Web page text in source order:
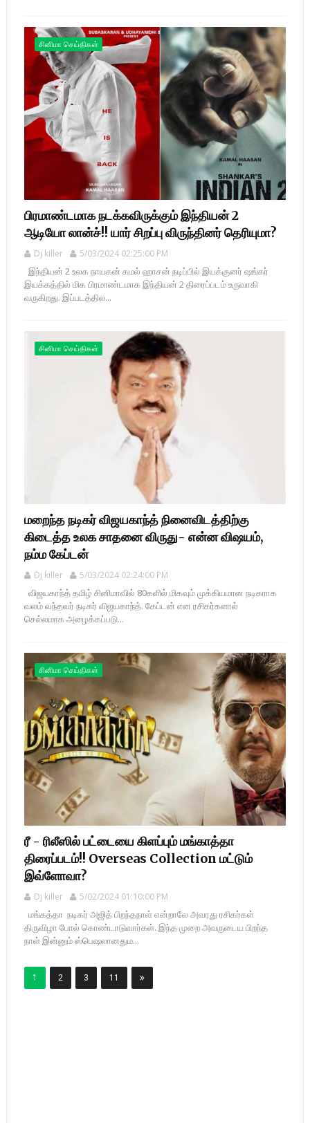
சினிமா செய்திகள்
பிரமாண்டமாக நடக்கவிருக்கும் இந்தியன் 2
ஆடியோ லான்ச்!! யார் சிறப்பு விருந்தினர் தெரியுமா?
Dj killer 5/03/2024 02:25:00 PM
இந்தியன் 2 உலக நாயகன் கமல் ஹாசன் நடிப்பில் இயக்குனர் ஷங்கர்
இயக்கத்தில் மிக பிரமாண்டமாக இந்தியன் 2 திரைப்படம் உருவாகி
வருகிறது. இப்படத்தில...
சினிமா செய்திகள்
மறைந்த நடிகர் விஜயகாந்த் நினைவிடத்திற்கு
கிடைத்த உலக சாதனை விருது- என்ன விஷயம்,
நம்ம கேப்டன்
Dj killer 5/03/2024 02:24:00 PM
விஜயகாந்த் தமிழ் சினிமாவில் 80களில் மிகவும் முக்கியமான நடிகராக
வலம் வந்தவர் நடிகர் விஜயகாந்த். கேப்டன் என ரசிகர்களால்
செல்லமாக அழைக்கப்படு...
சினிமா செய்திகள்
ரீ - ரிலீஸில் பட்டையை கிளப்பும் மங்காத்தா
திரைப்படம்!! Overseas Collection மட்டும்
இவ்ளோவா?
Dj killer 5/02/2024 01:10:00 PM
மங்கத்தா நடிகர் அஜித் பிறந்தநாள் என்றாலே அவரது ரசிகர்கள்
திருவிழா போல் கொண்டாடுவார்கள். இந்த முறை அவருடைய பிறந்த
நாள் இன்னும் ஸ்பெஷலானதும...
1 2 3 11